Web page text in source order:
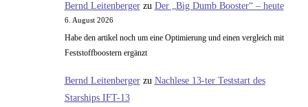
Hohe
Crew-
Bernd Leitenbergerzu Der „Big Dumb Booster“ – heute
6. August 2026
Habe den artikel noch um eine Optimierung und einen vergleich mit
Feststoffboostern ergänzt
Bernd Leitenbergerzu Nachlese 13-ter Teststart des
Starships IFT-13